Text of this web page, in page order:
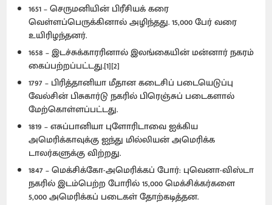
1651 – செருமனியின் பிரீசியக் கரை
வெள்ளப்பெருக்கினால் அழிந்தது. 15,000 பேர் வரை
உயிரிழந்தனர்.
1658 – இடச்சுக்காரரினால் இலங்கையின் மன்னார் நகரம்
கைப்பற்றப்பட்டது.[1][2]
1797 – பிரித்தானியா மீதான கடைசிப் படையெடுப்பு
வேல்சின் பிசுகார்டு நகரில் பிரெஞ்சுப் படைகளால்
மேற்கொள்ளப்பட்டது.
1819 – எசுப்பானியா புளோரிடாவை ஐக்கிய
அமெரிக்காவுக்கு ஐந்து மில்லியன் அமெரிக்க
டாலர்களுக்கு விற்றது.
1847 – மெக்சிக்கோ-அமெரிக்கப் போர்: புவெனா-விஸ்டா
நகரில் இடம்பெற்ற போரில் 15,000 மெக்சிக்கர்களை
5,000 அமெரிக்கப் படைகள் தோற்கடித்தன.